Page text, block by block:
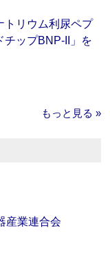
トリウム利尿ペプ
チップBNP-II」を
もっと見る »
産業連合会